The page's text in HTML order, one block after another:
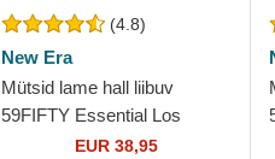
(4.8)
New Era
Mütsid lame hall liibuv
59FIFTY Essential Los
Angeles Dodgers MLB New
EUR 38,95